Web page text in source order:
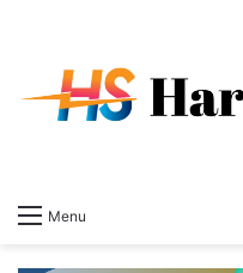
Menu